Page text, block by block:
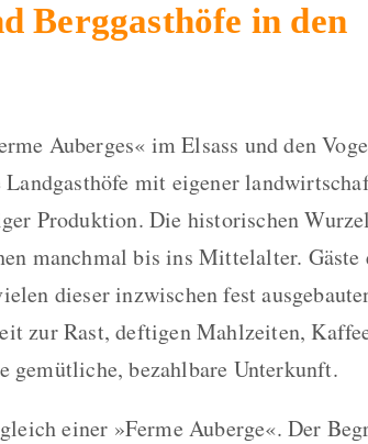
Berggasthöfe in den
Auberges« im Elsass und den
mit eigener
Produktion. Die historischen
manchmal bis ins Mittelalter. Gäste
dieser inzwischen fest
zur Rast, deftigen Mahlzeiten,
gemütliche, bezahlbare Unterkunft.
einer »Ferme Auberge«. Der